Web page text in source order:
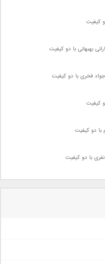
کیفیت
بهبهانی با دو کیفیت
فخری با دو کیفیت
کیفیت
با دو کیفیت
با دو کیفیت